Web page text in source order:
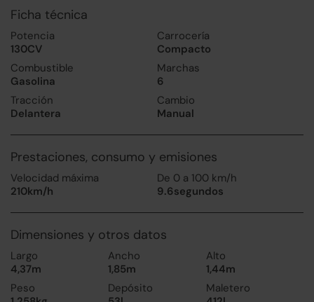
Ficha técnica
Potencia
130CV
Carrocería
Compacto
Combustible
Gasolina
Marchas
6
Tracción
Delantera
Cambio
Manual
Prestaciones, consumo y emisiones
Velocidad máxima
210km/h
De 0 a 100 km/h
9.6segundos
Dimensiones y otros datos
Largo
4,37m
Ancho
1,85m
Alto
1,44m
Peso
Depósito
Maletero